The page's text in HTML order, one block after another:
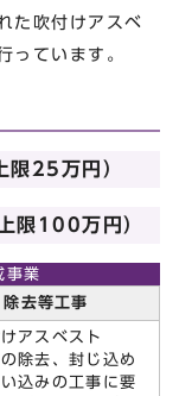
た吹付けアスベ
っています。
25万円）
限100万円）
事業
除去等工事
アスベスト
除去、封じ込め
込みの工事に要